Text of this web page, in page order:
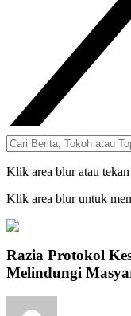
Klik area blur atau
Klik area blur untuk
Razia Protokol
Melindungi